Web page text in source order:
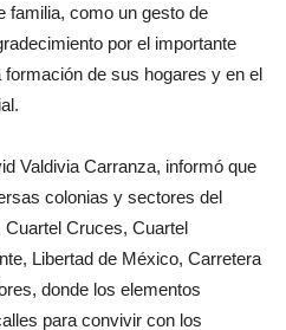
familia, como un gesto de
por el importante
de sus hogares y en el
Valdivia Carranza, informó que
colonias y sectores del
Cuartel Cruces, Cuartel
Libertad de México, Carretera
donde los elementos
para convivir con los